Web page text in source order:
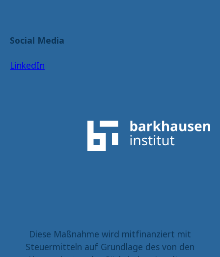
Social Media
LinkedIn
Diese Maßnahme wird mitfinanziert mit
Steuermitteln auf Grundlage des von den